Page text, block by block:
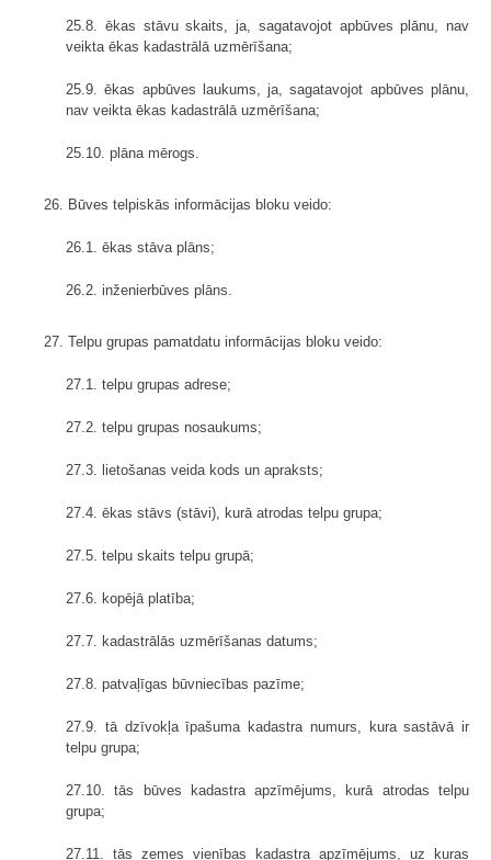
25.8. ēkas stāvu skaits, ja, sagatavojot apbūves plānu, nav
veikta ēkas kadastrālā uzmērīšana;
25.9. ēkas apbūves laukums, ja, sagatavojot apbūves plānu,
nav veikta ēkas kadastrālā uzmērīšana;
25.10. plāna mērogs.
26. Būves telpiskās informācijas bloku veido:
26.1. ēkas stāva plāns;
26.2. inženierbūves plāns.
27. Telpu grupas pamatdatu informācijas bloku veido:
27.1. telpu grupas adrese;
27.2. telpu grupas nosaukums;
27.3. lietošanas veida kods un apraksts;
27.4. ēkas stāvs (stāvi), kurā atrodas telpu grupa;
27.5. telpu skaits telpu grupā;
27.6. kopējā platība;
27.7. kadastrālās uzmērīšanas datums;
27.8. patvaļīgas būvniecības pazīme;
27.9. tā dzīvokļa īpašuma kadastra numurs, kura sastāvā ir
telpu grupa;
27.10. tās būves kadastra apzīmējums, kurā atrodas telpu
grupa;
27.11. tās zemes vienības kadastra apzīmējums, uz kuras